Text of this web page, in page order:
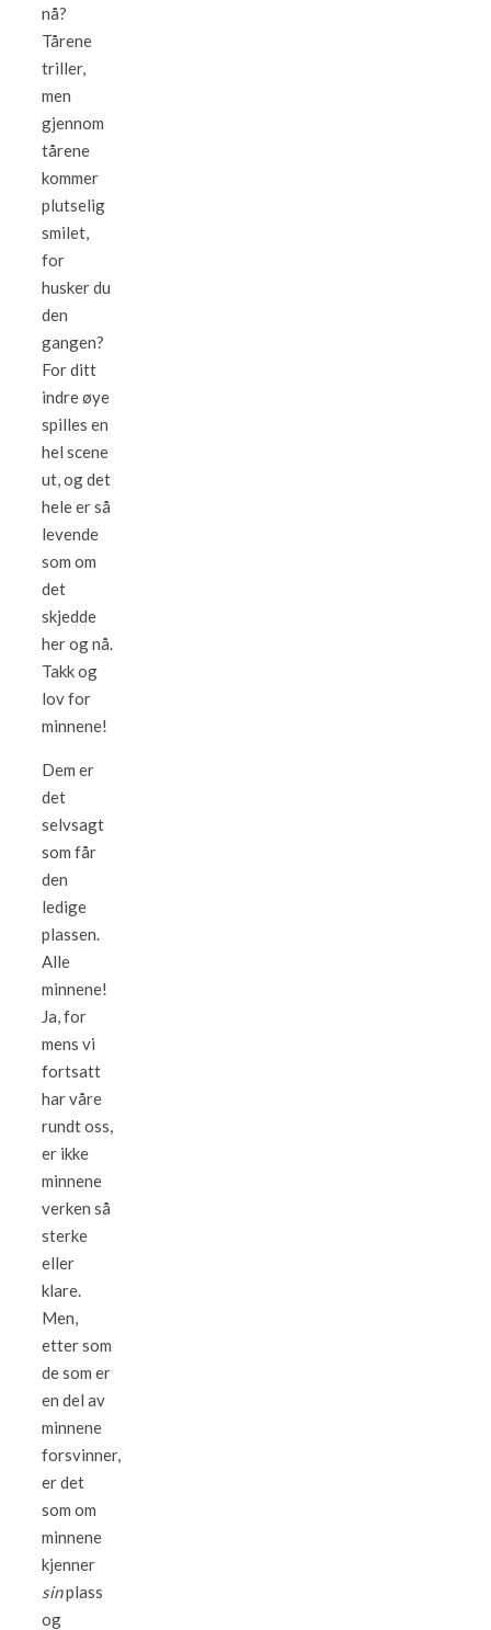
nå?
Tårene
triller,
men
gjennom
tårene
kommer
plutselig
smilet,
for
husker du
den
gangen?
For ditt
indre øye
spilles en
hel scene
ut, og det
hele er så
levende
som om
det
skjedde
her og nå.
Takk og
lov for
minnene!
Dem er
det
selvsagt
som får
den
ledige
plassen.
Alle
minnene!
Ja, for
mens vi
fortsatt
har våre
rundt oss,
er ikke
minnene
verken så
sterke
eller
klare.
Men,
etter som
de som er
en del av
minnene
forsvinner,
er det
som om
minnene
kjenner
sinplass
og